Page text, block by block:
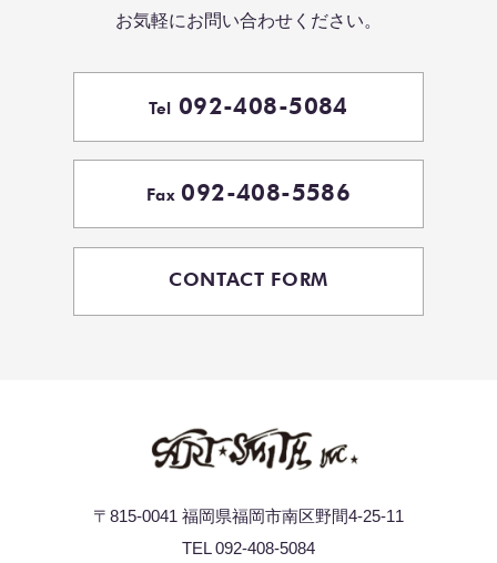
お気軽にお問い合わせください。
Tel 092-408-5084
Fax092-408-5586
CONTACT FORM
〒815-0041 福岡県福岡市南区野間4-25-11
TEL 092-408-5084